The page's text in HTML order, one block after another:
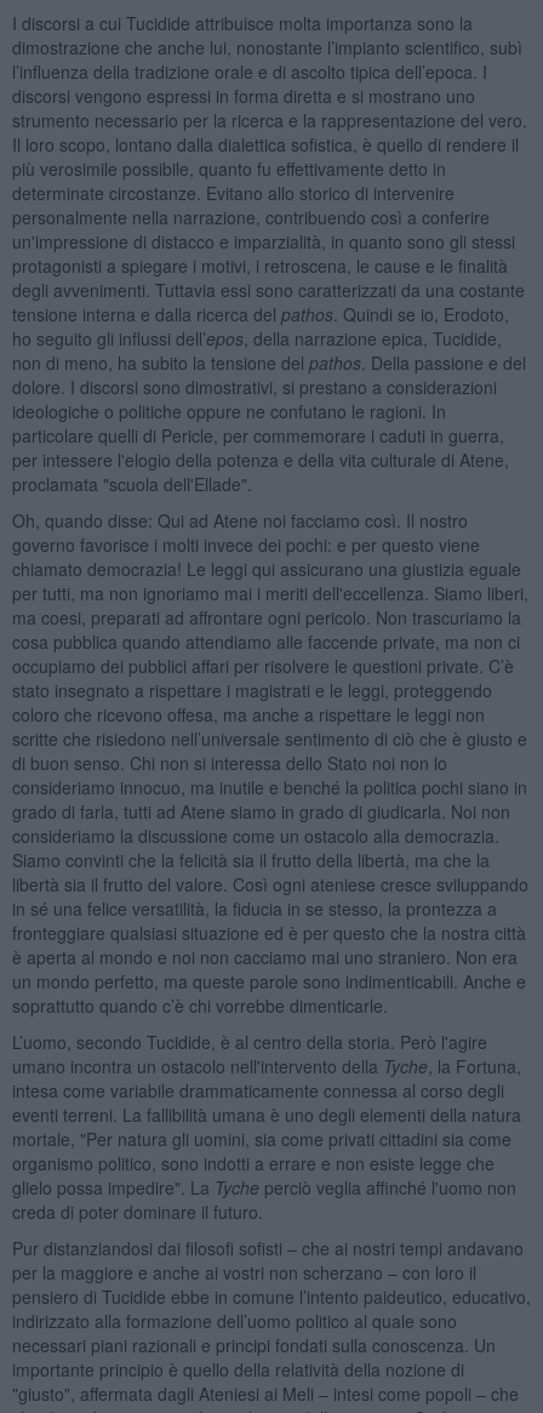
I discorsi a cui Tucidide attribuisce molta importanza sono la
dimostrazione che anche lui, nonostante l’impianto scientifico, subì
l’influenza della tradizione orale e di ascolto tipica dell’epoca. I
discorsi vengono espressi in forma diretta e si mostrano uno
strumento necessario per la ricerca e la rappresentazione del vero.
Il loro scopo, lontano dalla dialettica sofistica, è quello di rendere il
più verosimile possibile, quanto fu effettivamente detto in
determinate circostanze. Evitano allo storico di intervenire
personalmente nella narrazione, contribuendo così a conferire
un'impressione di distacco e imparzialità, in quanto sono gli stessi
protagonisti a spiegare i motivi, i retroscena, le cause e le finalità
degli avvenimenti. Tuttavia essi sono caratterizzati da una costante
tensione interna e dalla ricerca del pathos. Quindi se io, Erodoto,
ho seguito gli influssi dell’epos, della narrazione epica, Tucidide,
non di meno, ha subito la tensione del pathos. Della passione e del
dolore. I discorsi sono dimostrativi, si prestano a considerazioni
ideologiche o politiche oppure ne confutano le ragioni. In
particolare quelli di Pericle, per commemorare i caduti in guerra,
per intessere l'elogio della potenza e della vita culturale di Atene,
proclamata "scuola dell'Ellade".
Oh, quando disse: Qui ad Atene noi facciamo così. Il nostro
governo favorisce i molti invece dei pochi: e per questo viene
chiamato democrazia! Le leggi qui assicurano una giustizia eguale
per tutti, ma non ignoriamo mai i meriti dell'eccellenza. Siamo liberi,
ma coesi, preparati ad affrontare ogni pericolo. Non trascuriamo la
cosa pubblica quando attendiamo alle faccende private, ma non ci
occupiamo dei pubblici affari per risolvere le questioni private. C’è
stato insegnato a rispettare i magistrati e le leggi, proteggendo
coloro che ricevono offesa, ma anche a rispettare le leggi non
scritte che risiedono nell’universale sentimento di ciò che è giusto e
di buon senso. Chi non si interessa dello Stato noi non lo
consideriamo innocuo, ma inutile e benché la politica pochi siano in
grado di farla, tutti ad Atene siamo in grado di giudicarla. Noi non
consideriamo la discussione come un ostacolo alla democrazia.
Siamo convinti che la felicità sia il frutto della libertà, ma che la
libertà sia il frutto del valore. Così ogni ateniese cresce sviluppando
in sé una felice versatilità, la fiducia in se stesso, la prontezza a
fronteggiare qualsiasi situazione ed è per questo che la nostra città
è aperta al mondo e noi non cacciamo mai uno straniero. Non era
un mondo perfetto, ma queste parole sono indimenticabili. Anche e
soprattutto quando c’è chi vorrebbe dimenticarle.
L’uomo, secondo Tucidide, è al centro della storia. Però l'agire
umano incontra un ostacolo nell'intervento della Tyche , la Fortuna,
intesa come variabile drammaticamente connessa al corso degli
eventi terreni. La fallibilità umana è uno degli elementi della natura
mortale, "Per natura gli uomini, sia come privati cittadini sia come
organismo politico, sono indotti a errare e non esiste legge che
glielo possa impedire". La Tyche perciò veglia affinché l'uomo non
creda di poter dominare il futuro.
Pur distanziandosi dai filosofi sofisti – che ai nostri tempi andavano
per la maggiore e anche ai vostri non scherzano – con loro il
pensiero di Tucidide ebbe in comune l’intento paideutico, educativo,
indirizzato alla formazione dell’uomo politico al quale sono
necessari piani razionali e principi fondati sulla conoscenza. Un
importante principio è quello della relatività della nozione di
"giusto", affermata dagli Ateniesi ai Meli – intesi come popoli – che